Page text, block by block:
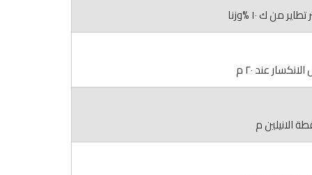
من ك ١٠ %وزنا
عند ٢٠ م
الانيلين م